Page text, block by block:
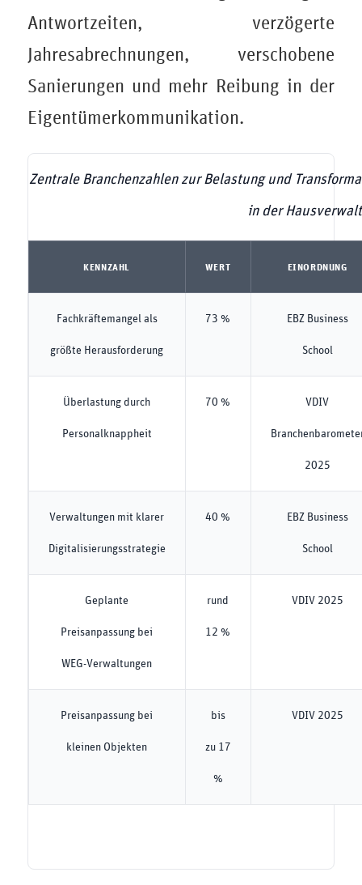
Antwortzeiten, verzögerte
Jahresabrechnungen, verschobene
Sanierungen und mehr Reibung in der
Eigentümerkommunikation.
Zentrale Branchenzahlen zur Belastung und
in der
KENNZAHL WERT EINORDNUNG
Fachkräftemangel als
größte Herausforderung
73 % EBZ Business
School
Überlastung durch
Personalknappheit
70 % VDIV
2025
Verwaltungen mit klarer
Digitalisierungsstrategie
40 % EBZ Business
School
Geplante
Preisanpassung bei
WEG-Verwaltungen
rund
12 %
VDIV 2025
Preisanpassung bei
kleinen Objekten
bis
zu 17
%
VDIV 2025